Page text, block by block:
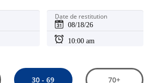
Date de restitution
30 - 69 70+